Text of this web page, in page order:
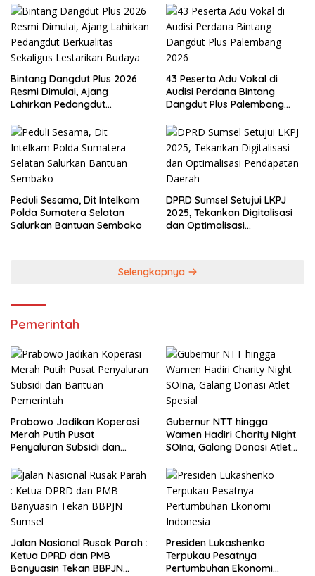
Bintang Dangdut Plus 2026
Resmi Dimulai, Ajang
Lahirkan Pedangdut
Lestarikan Budaya
43 Peserta Adu Vokal di
Audisi Perdana Bintang
Dangdut Plus Palembang
Peduli Sesama, Dit Intelkam
Polda Sumatera Selatan
Salurkan Bantuan Sembako
DPRD Sumsel Setujui LKPJ
2025, Tekankan Digitalisasi
dan Optimalisasi
Selengkapnya
Pemerintah
Prabowo Jadikan Koperasi
Merah Putih Pusat
Penyaluran Subsidi dan
Gubernur NTT hingga
Wamen Hadiri Charity Night
SOIna, Galang Donasi Atlet
Jalan Nasional Rusak Parah :
Ketua DPRD dan PMB
Banyuasin Tekan BBPJN
Presiden Lukashenko
Terpukau Pesatnya
Pertumbuhan Ekonomi